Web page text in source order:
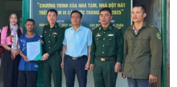
Góc nhìn VOV1
Bình luận
10 phút Sự kiện - Luận bàn